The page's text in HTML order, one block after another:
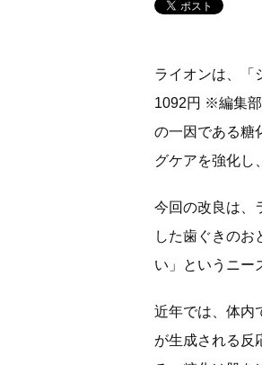
ライオンは、「
1092円 ※編集
の一因である糖
グケアを強化し
今回の改良は、
した歯ぐきのお
い」というニー
近年では、体内
が生成される反